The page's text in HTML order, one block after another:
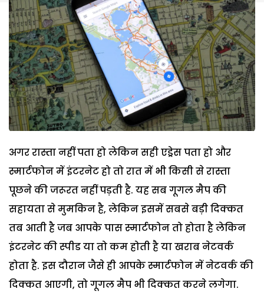
अगर रास्ता नहीं पता हो लेकिन सही एड्रेस पता हो और
स्मार्टफोन में इंटरनेट हो तो रात में भी किसी से रास्ता
पूछने की जरूरत नहीं पड़ती है. यह सब गूगल मैप की
सहायता से मुमकिन है, लेकिन इसमें सबसे बड़ी दिक्कत
तब आती है जब आपके पास स्मार्टफोन तो होता है लेकिन
इंटरनेट की स्पीड या तो कम होती है या खराब नेटवर्क
होता है. इस दौरान जैसे ही आपके स्मार्टफोन में नेटवर्क की
दिक्कत आएगी, तो गूगल मैप भी दिक्कत करने लगेगा.